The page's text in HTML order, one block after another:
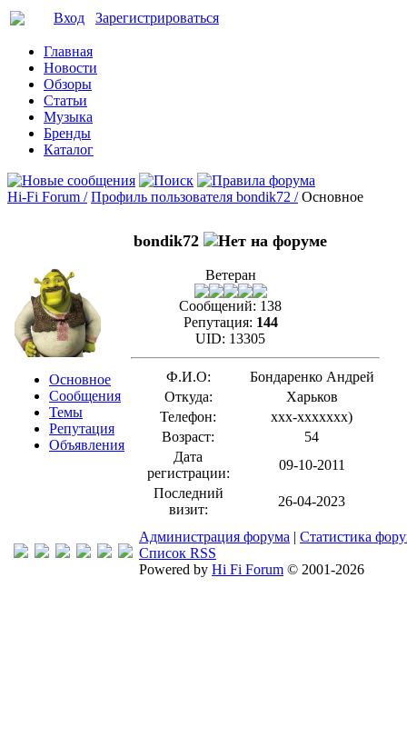
Вход Зарегистрироваться
Главная
Новости
Обзоры
Статьи
Музыка
Бренды
Каталог
Hi-Fi Forum / Профиль пользователя bondik72 / Основное
Основное
Сообщения
Темы
Репутация
Объявления
bondik72
Ветеран
Сообщений: 138
Репутация: 144
UID: 13305
Ф.И.О:
Бондаренко Андрей
Откуда:
Харьков
Телефон:
xxx-xxxxxxx)
Возраст:
54
Дата
регистрации:
09-10-2011
Последний
визит:
26-04-2023
Администрация форума | Статистика
Список RSS
Powered by Hi Fi Forum © 2001-2026